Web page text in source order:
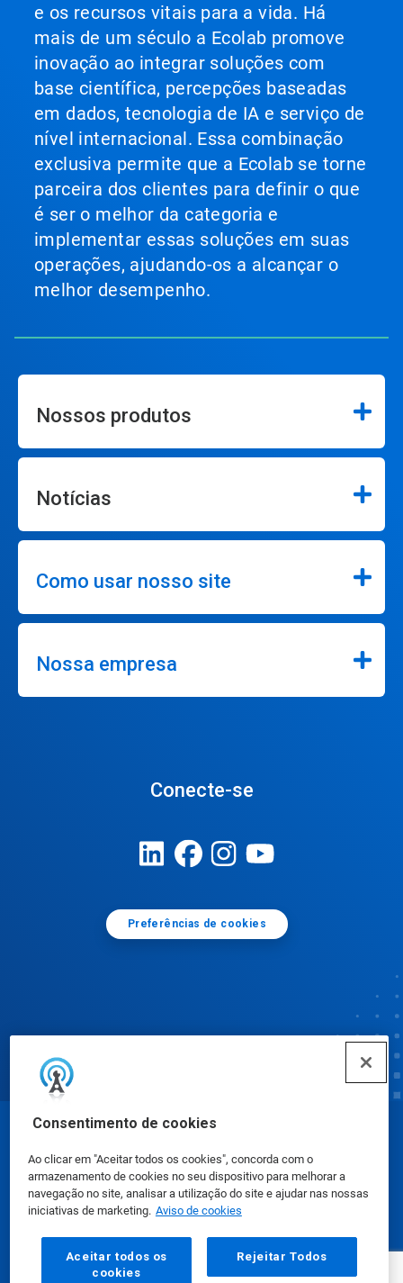
Consentimento de cookies
Ao clicar em "Aceitar todos os cookies", concorda com o
armazenamento de cookies no seu dispositivo para melhorar a
navegação no site, analisar a utilização do site e ajudar nas nossas
iniciativas de marketing. Aviso de cookies
Aceitar todos os
cookies
Rejeitar Todos
e os recursos vitais para a vida. Há
mais de um século a Ecolab promove
inovação ao integrar soluções com
base científica, percepções baseadas
em dados, tecnologia de IA e serviço de
nível internacional. Essa combinação
exclusiva permite que a Ecolab se torne
parceira dos clientes para definir o que
é ser o melhor da categoria e
implementar essas soluções em suas
operações, ajudando-os a alcançar o
melhor desempenho.
Nossos produtos
Notícias
Como usar nosso site
Nossa empresa
Conecte-se
Preferências de cookies
Fichas de Informação de Segurança de Produtos
Químicos|Política de Privacidade